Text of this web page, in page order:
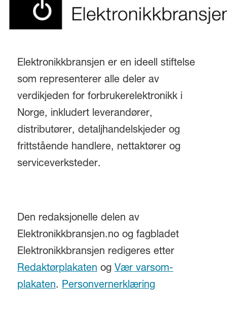
Elektronikkbransjen er en ideell stiftelse
som representerer alle deler av
verdikjeden for forbrukerelektronikk i
Norge, inkludert leverandører,
distributører, detaljhandelskjeder og
frittstående handlere, nettaktører og
serviceverksteder.
Den redaksjonelle delen av
Elektronikkbransjen.no og fagbladet
Elektronikkbransjen redigeres etter
Redaktørplakaten og Vær varsom-
plakaten. Personvernerklæring